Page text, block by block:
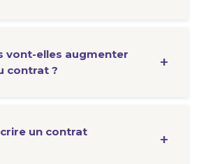
vont-elles augmenter
contrat ?
un contrat